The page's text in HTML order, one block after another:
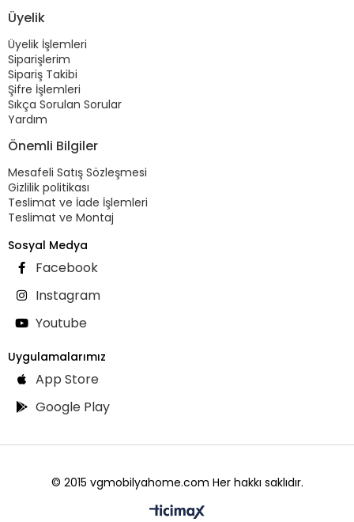
Üyelik
Üyelik İşlemleri
Siparişlerim
Sipariş Takibi
Şifre İşlemleri
Sıkça Sorulan Sorular
Yardım
Önemli Bilgiler
Mesafeli Satış Sözleşmesi
Gizlilik politikası
Teslimat ve İade İşlemleri
Teslimat ve Montaj
Sosyal Medya
Facebook
Instagram
Youtube
Uygulamalarımız
App Store
Google Play
© 2015 vgmobilyahome.com Her hakkı saklıdır.